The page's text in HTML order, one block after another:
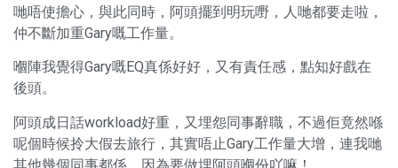
哋唔使擔心，與此同時，阿頭擺到明玩嘢，人哋都要走啦，
仲不斷加重Gary嘅工作量。
嗰陣我覺得Gary嘅EQ真係好好，又有責任感，點知好戲在
後頭。
阿頭成日話workload好重，又埋怨同事辭職，不過佢竟然喺
呢個時候拎大假去旅行，其實唔止Gary工作量大增，連我哋